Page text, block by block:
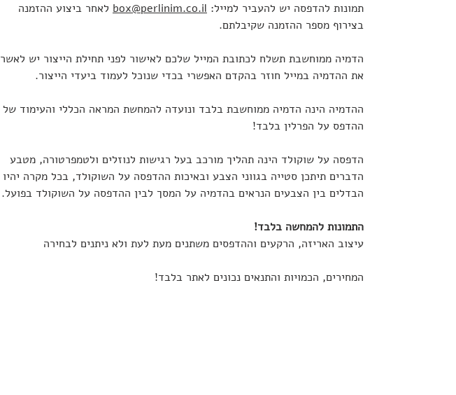
תמונות להדפסה יש להעביר למייל: box@perlinim.co.il לאחר ביצוע ההזמנה
בצירוף מספר ההזמנה שקיבלתם.
הדמיה ממוחשבת תשלח לכתובת המייל שלכם לאישור לפני תחילת הייצור יש לאשר
את ההדמיה במייל חוזר בהקדם האפשרי בכדי שנוכל לעמוד ביעדי הייצור.
ההדמיה הינה הדמיה ממוחשבת בלבד ונועדה להמחשת המראה הכללי והעימוד של
ההדפס על הפרלין בלבד!
הדפסה על שוקולד הינה תהליך מורכב בעל רגישות לנוזלים ולטמפרטורה, מטבע
הדברים תיתכן סטייה בגווני הצבע ובאיכות ההדפסה על השוקולד, בכל מקרה יהיו
הבדלים בין הצבעים הנראים בהדמיה על המסך לבין ההדפסה על השוקולד בפועל.
התמונות להמחשה בלבד!
עיצוב האריזה, הרקעים וההדפסים משתנים מעת לעת ולא ניתנים לבחירה
המחירים, הכמויות והתנאים נכונים לאתר בלבד!